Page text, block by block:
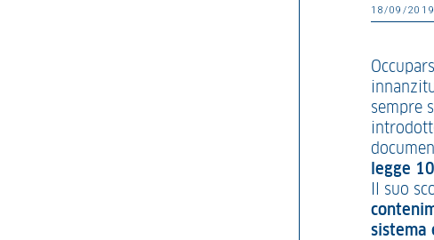
18/09/2019
sempre
legge 10
Il suo
sistema